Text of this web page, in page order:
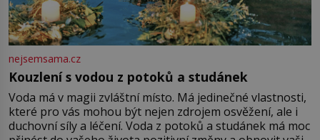
nejsemsama.cz
Kouzlení s vodou z potoků a studánek
Voda má v magii zvláštní místo. Má jedinečné vlastnosti,
které pro vás mohou být nejen zdrojem osvěžení, ale i
duchovní síly a léčení. Voda z potoků a studánek má moc